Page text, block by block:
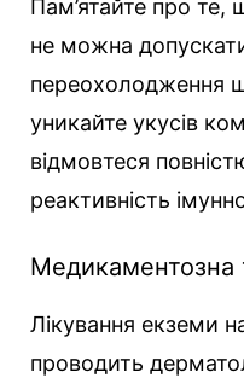
Пам’ятайте про те,
не можна
переохолодження
уникайте укусів
відмовтеся
реактивність
Медикаментозна
Лікування екземи
проводить